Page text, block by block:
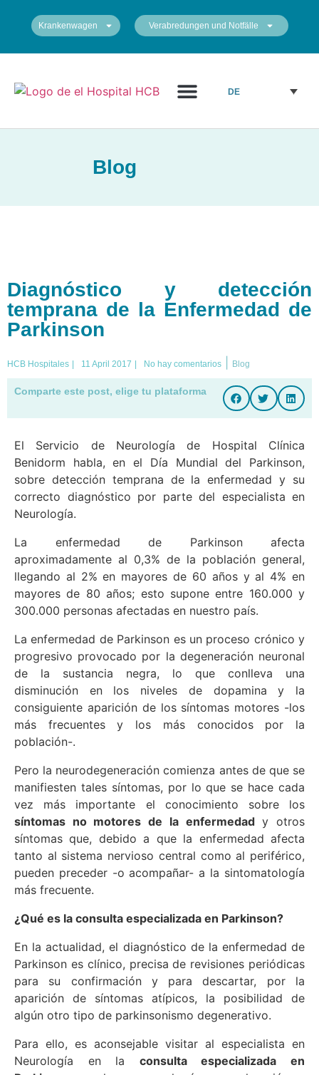
Krankenwagen Verabredungen und Notfälle
DE
Blog
Diagnóstico y detección
temprana de la Enfermedad de
Parkinson
HCB Hospitales 11 April 2017 No hay comentarios Blog
Comparte este post, elige tu plataforma
El Servicio de Neurología de Hospital Clínica
Benidorm habla, en el Día Mundial del Parkinson,
sobre detección temprana de la enfermedad y su
correcto diagnóstico por parte del especialista en
Neurología.
La enfermedad de Parkinson afecta
aproximadamente al 0,3% de la población general,
llegando al 2% en mayores de 60 años y al 4% en
mayores de 80 años; esto supone entre 160.000 y
300.000 personas afectadas en nuestro país.
La enfermedad de Parkinson es un proceso crónico y
progresivo provocado por la degeneración neuronal
de la sustancia negra, lo que conlleva una
disminución en los niveles de dopamina y la
consiguiente aparición de los síntomas motores -los
más frecuentes y los más conocidos por la
población-.
Pero la neurodegeneración comienza antes de que se
manifiesten tales síntomas, por lo que se hace cada
vez más importante el conocimiento sobre los
síntomas no motores de la enfermedady otros
síntomas que, debido a que la enfermedad afecta
tanto al sistema nervioso central como al periférico,
pueden preceder -o acompañar- a la sintomatología
más frecuente.
¿Qué es la consulta especializada en Parkinson?
En la actualidad, el diagnóstico de la enfermedad de
Parkinson es clínico, precisa de revisiones periódicas
para su confirmación y para descartar, por la
aparición de síntomas atípicos, la posibilidad de
algún otro tipo de parkinsonismo degenerativo.
Para ello, es aconsejable visitar al especialista en
Neurología en la consulta especializada en